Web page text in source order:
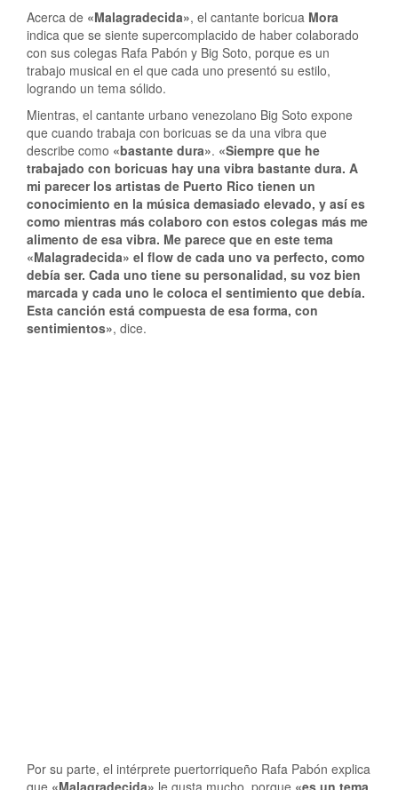
Acerca de «Malagradecida», el cantante boricua Mora
indica que se siente supercomplacido de haber colaborado
con sus colegas Rafa Pabón y Big Soto, porque es un
trabajo musical en el que cada uno presentó su estilo,
logrando un tema sólido.
Mientras, el cantante urbano venezolano Big Soto expone
que cuando trabaja con boricuas se da una vibra que
describe como «bastante dura». «Siempre que he
trabajado con boricuas hay una vibra bastante dura. A
mi parecer los artistas de Puerto Rico tienen un
conocimiento en la música demasiado elevado, y así es
como mientras más colaboro con estos colegas más me
alimento de esa vibra. Me parece que en este tema
«Malagradecida» el flow de cada uno va perfecto, como
debía ser. Cada uno tiene su personalidad, su voz bien
marcada y cada uno le coloca el sentimiento que debía.
Esta canción está compuesta de esa forma, con
sentimientos», dice.
Por su parte, el intérprete puertorriqueño Rafa Pabón explica
que «Malagradecida» le gusta mucho, porque «es un tema